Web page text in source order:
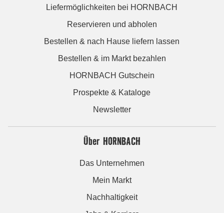
Liefermöglichkeiten bei HORNBACH
Reservieren und abholen
Bestellen & nach Hause liefern lassen
Bestellen & im Markt bezahlen
HORNBACH Gutschein
Prospekte & Kataloge
Newsletter
Über HORNBACH
Das Unternehmen
Mein Markt
Nachhaltigkeit